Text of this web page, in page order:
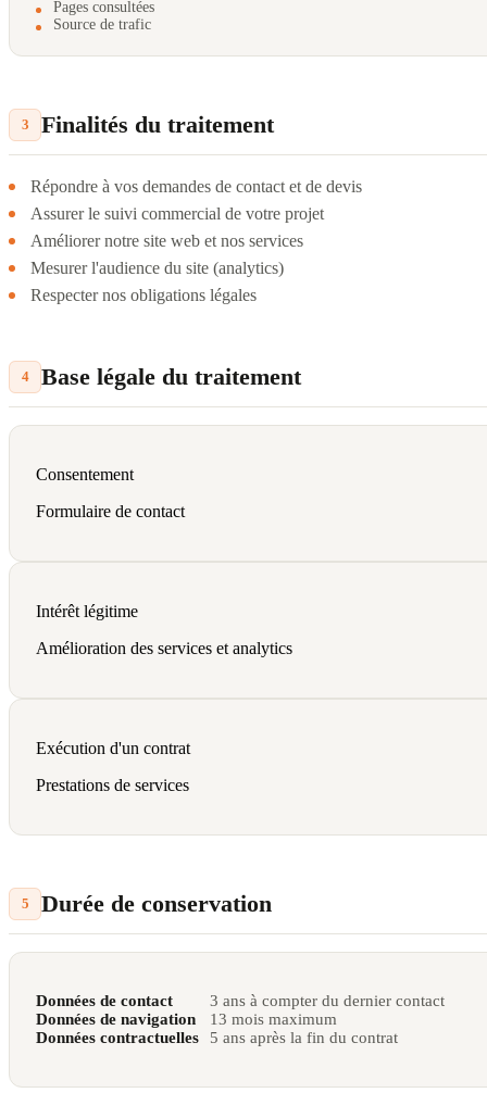
Pages consultées
Source de trafic
3 Finalités du traitement
Répondre à vos demandes de contact et de devis
Assurer le suivi commercial de votre projet
Améliorer notre site web et nos services
Mesurer l'audience du site (analytics)
Respecter nos obligations légales
4 Base légale du traitement
Consentement
Formulaire de contact
Intérêt légitime
Amélioration des services et analytics
Exécution d'un contrat
Prestations de services
5 Durée de conservation
Données de contact
3 ans à compter du dernier contact
Données de navigation
13 mois maximum
Données contractuelles
5 ans après la fin du contrat